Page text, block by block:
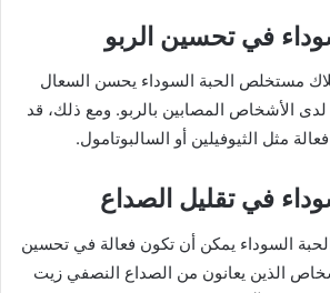
في تحسين الربو
مستخلص الحبة السوداء يحسن السعال
لدى الأشخاص المصابين بالربو. ومع ذلك، قد
مثل الثيوفيلين أو السالبوتامول.
في تقليل الصداع
السوداء يمكن أن تكون فعالة في تحسين
الذين يعانون من الصداع النصفي زيت